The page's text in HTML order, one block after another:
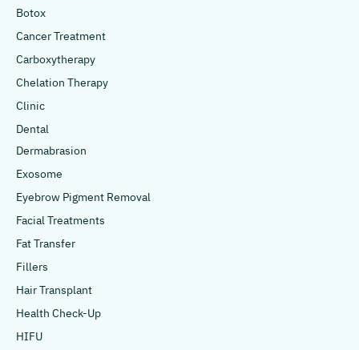
Botox
Cancer Treatment
Carboxytherapy
Chelation Therapy
Clinic
Dental
Dermabrasion
Exosome
Eyebrow Pigment Removal
Facial Treatments
Fat Transfer
Fillers
Hair Transplant
Health Check-Up
HIFU